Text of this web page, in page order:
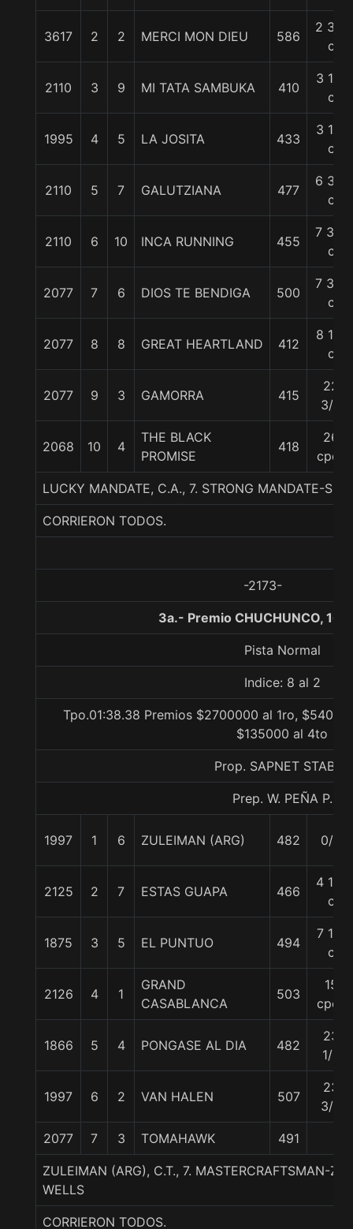
3617 2 2 MERCI MON DIEU 586
2 3/4
c
2110 3 9 MI TATA SAMBUKA 410
3 1/4
c
1995 4 5 LA JOSITA 433
3 1/4
c
2110 5 7 GALUTZIANA 477
6 3/4
c
2110 6 10 INCA RUNNING 455
7 3/4
c
2077 7 6 DIOS TE BENDIGA 500
7 3/4
c
2077 8 8 GREAT HEARTLAND 412
8 1/2
c
2077 9 3 GAMORRA 415
22
3/4
2068 10 4
THE BLACK
PROMISE
418
26
cpos
LUCKY MANDATE, C.A., 7. STRONG MANDATE-
CORRIERON TODOS.
-2173-
3a.- Premio CHUCHUNCO,
Pista Normal
Indice: 8 al 2
Tpo.01:38.38 Premios $2700000 al 1ro,
$135000 al 4to
Prop. SAPNET STABLE
Prep. W. PEÑA P.
1997 1 6 ZULEIMAN (ARG) 482 0/0
2125 2 7 ESTAS GUAPA 466
4 1/2
c
1875 3 5 EL PUNTUO 494
7 1/4
c
2126 4 1
GRAND
CASABLANCA
503
15
cpos
1866 5 4 PONGASE AL DIA 482
23
1/2
1997 6 2 VAN HALEN 507
23
3/4
2077 7 3 TOMAHAWK 491
ZULEIMAN (ARG), C.T., 7. MASTERCRAFTSMAN-
WELLS
CORRIERON TODOS.